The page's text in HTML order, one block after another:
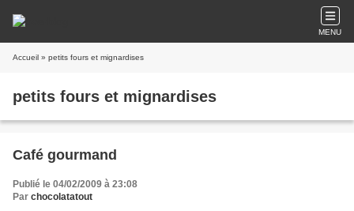
MENU
Accueil » petits fours et mignardises
petits fours et mignardises
Café gourmand
Publié le 04/02/2009 à 23:08
Par chocolatatout